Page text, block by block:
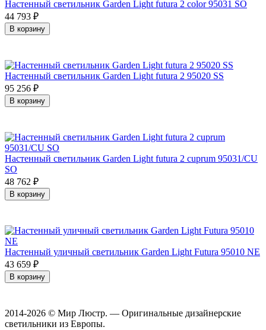
Настенный светильник Garden Light futura 2 color 95031 SO
44 793 ₽
В корзину
Настенный светильник Garden Light futura 2 95020 SS
95 256 ₽
В корзину
Настенный светильник Garden Light futura 2 cuprum 95031/CU
SO
48 762 ₽
В корзину
Настенный уличный светильник Garden Light Futura 95010 NE
43 659 ₽
В корзину
2014-2026 © Мир Люстр. — Оригинальные дизайнерские
светильники из Европы.